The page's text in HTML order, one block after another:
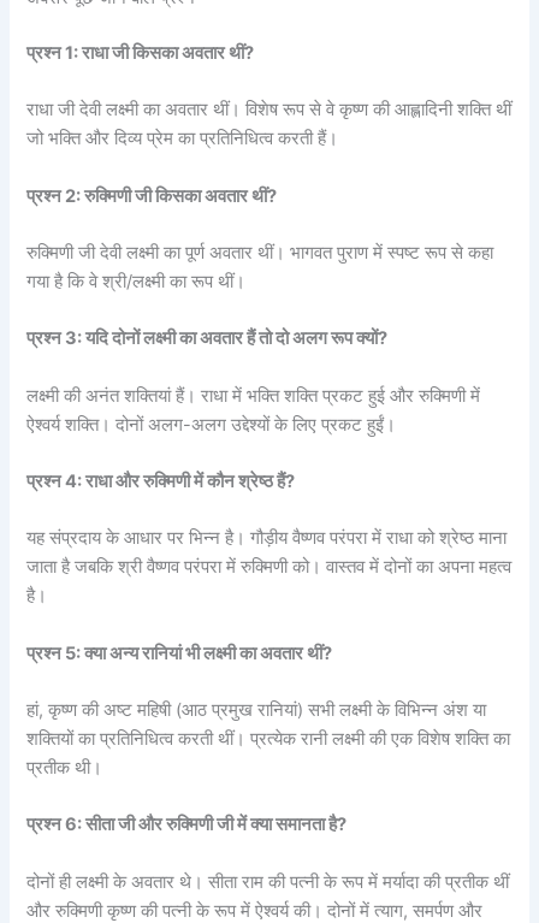
प्रश्न 1: राधा जी किसका अवतार थीं?
राधा जी देवी लक्ष्मी का अवतार थीं। विशेष रूप से वे कृष्ण की आह्लादिनी शक्ति थीं
जो भक्ति और दिव्य प्रेम का प्रतिनिधित्व करती हैं।
प्रश्न 2: रुक्मिणी जी किसका अवतार थीं?
रुक्मिणी जी देवी लक्ष्मी का पूर्ण अवतार थीं। भागवत पुराण में स्पष्ट रूप से कहा
गया है कि वे श्री/लक्ष्मी का रूप थीं।
प्रश्न 3: यदि दोनों लक्ष्मी का अवतार हैं तो दो अलग रूप क्यों?
लक्ष्मी की अनंत शक्तियां हैं। राधा में भक्ति शक्ति प्रकट हुई और रुक्मिणी में
ऐश्वर्य शक्ति। दोनों अलग-अलग उद्देश्यों के लिए प्रकट हुईं।
प्रश्न 4: राधा और रुक्मिणी में कौन श्रेष्ठ हैं?
यह संप्रदाय के आधार पर भिन्न है। गौड़ीय वैष्णव परंपरा में राधा को श्रेष्ठ माना
जाता है जबकि श्री वैष्णव परंपरा में रुक्मिणी को। वास्तव में दोनों का अपना महत्व
है।
प्रश्न 5: क्या अन्य रानियां भी लक्ष्मी का अवतार थीं?
हां, कृष्ण की अष्ट महिषी (आठ प्रमुख रानियां) सभी लक्ष्मी के विभिन्न अंश या
शक्तियों का प्रतिनिधित्व करती थीं। प्रत्येक रानी लक्ष्मी की एक विशेष शक्ति का
प्रतीक थी।
प्रश्न 6: सीता जी और रुक्मिणी जी में क्या समानता है?
दोनों ही लक्ष्मी के अवतार थे। सीता राम की पत्नी के रूप में मर्यादा की प्रतीक थीं
और रुक्मिणी कृष्ण की पत्नी के रूप में ऐश्वर्य की। दोनों में त्याग, समर्पण और